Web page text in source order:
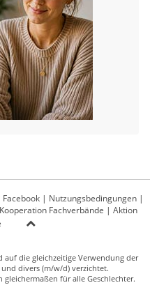
| Nutzungsbedingungen |
Kooperation Fachverbände | Aktion
auf die gleichzeitige Verwendung der
divers (m/w/d) verzichtet.
für alle Geschlechter.